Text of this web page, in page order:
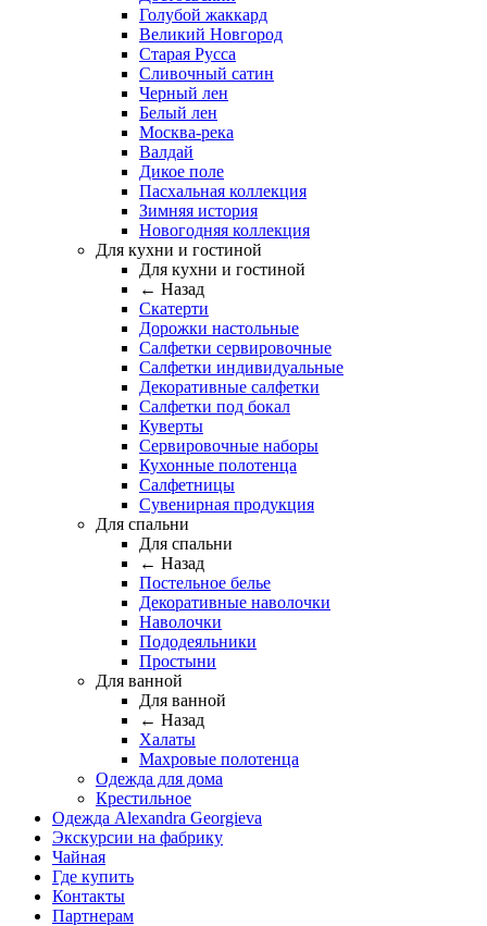
Голубой жаккард
Великий Новгород
Старая Русса
Сливочный сатин
Черный лен
Белый лен
Москва-река
Валдай
Дикое поле
Пасхальная коллекция
Зимняя история
Новогодняя коллекция
Для кухни и гостиной
Для кухни и гостиной
← Назад
Скатерти
Дорожки настольные
Салфетки сервировочные
Салфетки индивидуальные
Декоративные салфетки
Салфетки под бокал
Куверты
Сервировочные наборы
Кухонные полотенца
Салфетницы
Сувенирная продукция
Для спальни
Для спальни
← Назад
Постельное белье
Декоративные наволочки
Наволочки
Пододеяльники
Простыни
Для ванной
Для ванной
← Назад
Халаты
Махровые полотенца
Одежда для дома
Крестильное
Одежда Alexandra Georgieva
Экскурсии на фабрику
Чайная
Где купить
Контакты
Партнерам